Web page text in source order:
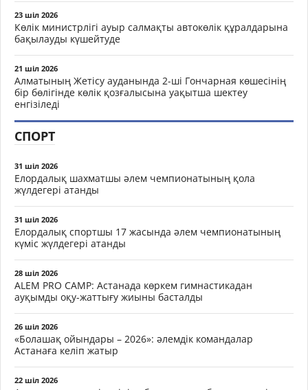
23 шіл 2026
Көлік министрлігі ауыр салмақты автокөлік құралдарына
бақылауды күшейтуде
21 шіл 2026
Алматының Жетісу ауданында 2-ші Гончарная көшесінің
бір бөлігінде көлік қозғалысына уақытша шектеу
енгізіледі
СПОРТ
31 шіл 2026
Елордалық шахматшы әлем чемпионатының қола
жүлдегері атанды
31 шіл 2026
Елордалық спортшы 17 жасында әлем чемпионатының
күміс жүлдегері атанды
28 шіл 2026
ALEM PRO CAMP: Астанада көркем гимнастикадан
ауқымды оқу-жаттығу жиыны басталды
26 шіл 2026
«Болашақ ойындары – 2026»: әлемдік командалар
Астанаға келіп жатыр
22 шіл 2026